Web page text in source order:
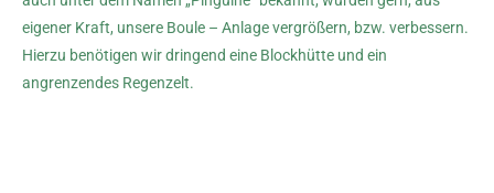
eigener Kraft, unsere Boule – Anlage vergrößern, bzw. verbessern.
Hierzu benötigen wir dringend eine Blockhütte und ein
angrenzendes Regenzelt.